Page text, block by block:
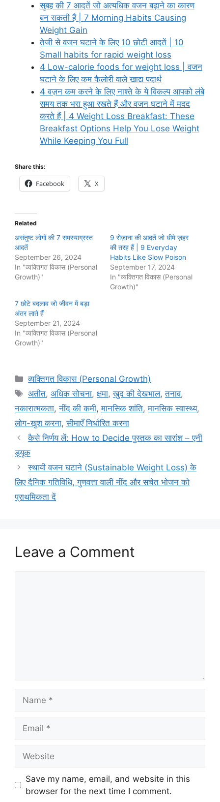
सुबह की 7 आदतें जो अत्यधिक वजन बढ़ाने का कारण
बन सकती हैं | 7 Morning Habits Causing
Weight Gain
तेजी से वजन घटाने के लिए 10 छोटी आदतें | 10
Small habits for rapid weight loss
4 Low-calorie foods for weight loss | वजन
घटाने के लिए कम कैलोरी वाले खाद्य पदार्थ
4 वज़न कम करने के लिए नाश्ते के ये विकल्प आपको लंबे
समय तक भरा हुआ रखते हैं और वजन घटाने में मदद
करते हैं | 4 Weight Loss Breakfast: These
Breakfast Options Help You Lose Weight
While Keeping You Full
Share this:
Facebook X
Related
असंतुष्ट लोगों की 7 समस्याग्रस्त
आदतें
September 26, 2024
In "व्यक्तिगत विकास (Personal
Growth)"
9 रोज़ाना की आदतें जो धीमे ज़हर
की तरह हैं | 9 Everyday
Habits Like Slow Poison
September 17, 2024
In "व्यक्तिगत विकास (Personal
Growth)"
7 छोटे बदलाव जो जीवन में बड़ा
अंतर लाते हैं
September 21, 2024
In "व्यक्तिगत विकास (Personal
Growth)"
Categories
व्यक्तिगत विकास (Personal Growth)
Tags
अतीत,अधिक सोचना,क्षमा,खुद की देखभाल,तनाव,
नकारात्मकता,नींद की कमी,मानसिक शांति,मानसिक स्वास्थ्य,
लोग-खुश करना,सीमाएँ निर्धारित करना
कैसे निर्णय लें: How to Decide पुस्तक का सारांश – एनी
ड्यूक
स्थायी वजन घटाने (Sustainable Weight Loss) के
लिए दैनिक गतिविधि, गुणवत्ता वाली नींद और सचेत भोजन को
प्राथमिकता दें
Leave a Comment
Save my name, email, and website in this
browser for the next time I comment.